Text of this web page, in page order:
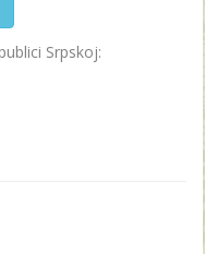
Srpskoj: